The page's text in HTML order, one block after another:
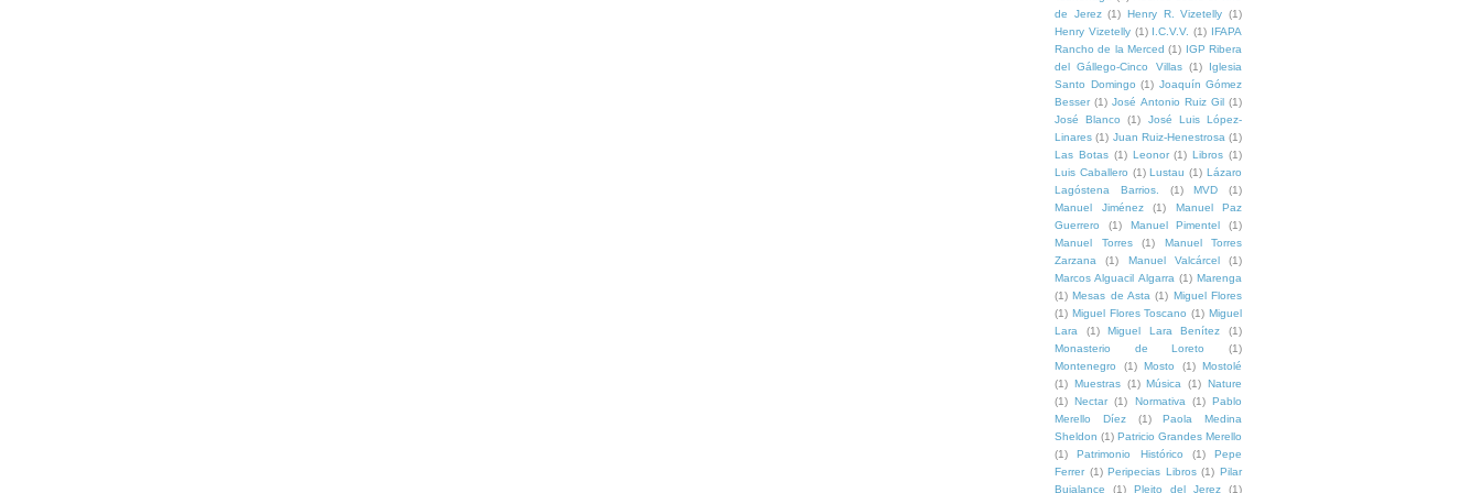
de Jerez (1) Henry R. Vizetelly (1)
Henry Vizetelly (1) I.C.V.V. (1)
IFAPA
Rancho de la Merced (1)
IGP Ribera
del Gállego-Cinco Villas (1)
Iglesia
Santo Domingo (1) Joaquín Gómez
Besser (1) José Antonio Ruiz Gil (1)
José Blanco
(1)
José Luis López-
Linares (1) Juan Ruiz-Henestrosa (1)
Las Botas (1) Leonor (1) Libros (1)
Luis Caballero (1) Lustau (1) Lázaro
Lagóstena Barrios.
(1) MVD
(1)
Manuel Jiménez
(1)
Manuel Paz
Guerrero
(1) Manuel Pimentel
(1)
Manuel Torres
(1)
Manuel Torres
Zarzana
(1) Manuel Valcárcel
(1)
Marcos Alguacil Algarra (1) Marenga
(1) Mesas de Asta (1) Miguel Flores
(1) Miguel Flores Toscano (1) Miguel
Lara
(1) Miguel Lara Benítez
(1)
Monasterio de Loreto
(1)
Montenegro
(1) Mosto (1)
Mostolé
(1)
Muestras (1) Música (1)
Nature
(1)
Nectar (1) Normativa (1)
Pablo
Merello Díez
(1)
Paola Medina
Sheldon (1) Patricio Grandes Merello
(1)
Patrimonio Histórico (1)
Pepe
Ferrer (1) Peripecias Libros (1) Pilar
Bujalance
(1) Pleito del Jerez (1)